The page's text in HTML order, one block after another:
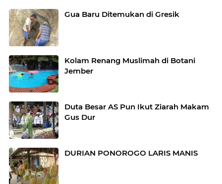
Gua Baru Ditemukan di Gresik
Kolam Renang Muslimah di Botani
Jember
Duta Besar AS Pun Ikut Ziarah Makam
Gus Dur
DURIAN PONOROGO LARIS MANIS